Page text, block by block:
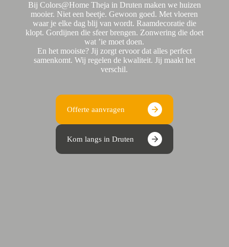
Bij Colors@Home Theja in Druten maken we huizen
mooier. Niet een beetje. Gewoon goed. Met vloeren
waar je elke dag blij van wordt. Raamdecoratie die
klopt. Gordijnen die sfeer brengen. Zonwering die doet
wat ’ie moet doen.
En het mooiste? Jij zorgt ervoor dat alles perfect
samenkomt. Wij regelen de kwaliteit. Jij maakt het
verschil.
Offerte aanvragen
Kom langs in Druten